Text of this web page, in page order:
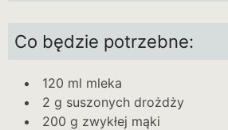
Co będzie potrzebne:
120 ml mleka
2 g suszonych drożdży
200 g zwykłej mąki